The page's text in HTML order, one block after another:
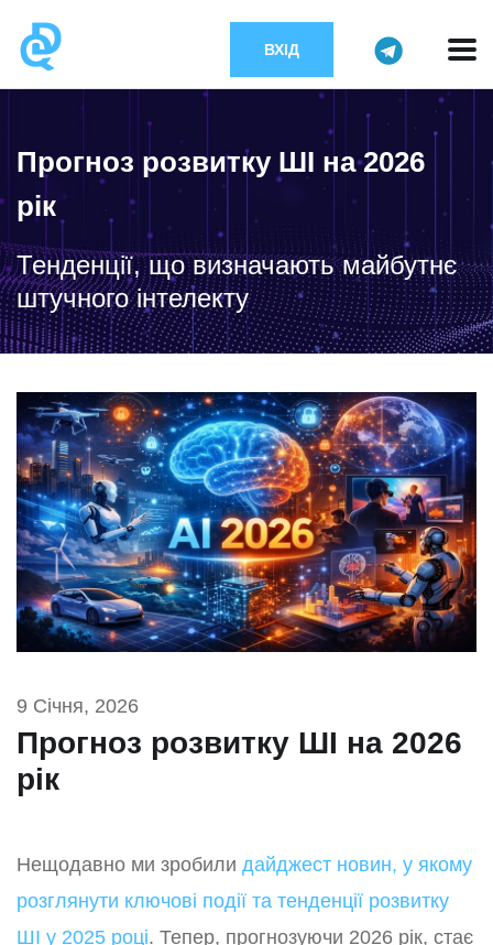
ВХІД
Прогноз розвитку ШІ на 2026
рік
Тенденції, що визначають майбутнє
штучного інтелекту
9 Січня, 2026
Прогноз розвитку ШІ на 2026
рік
Нещодавно ми зробили дайджест новин, у якому
розглянути ключові події та тенденції розвитку
ШІ у 2025 році. Тепер, прогнозуючи 2026 рік, стає